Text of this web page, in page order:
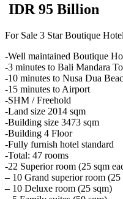
IDR 95 Billion
For Sale 3 Star Boutique
-Well maintained Boutique
-3 minutes to Bali Mandara
-10 minutes to Nusa Dua
-15 minutes to Airport
-SHM / Freehold
-Land size 2014 sqm
-Building size 3473 sqm
-Building 4 Floor
-Fully furnish hotel standard
-Total: 47 rooms
-22 Superior room (25 sqm
– 10 Grand superior room (25
– 10 Deluxe room (25 sqm)